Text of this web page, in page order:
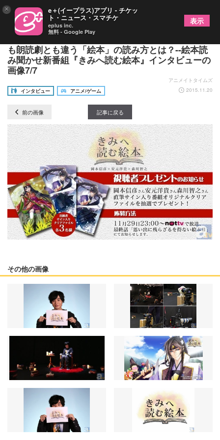
岡本信彦さんが考える、アニメともナレーションと
も朗読劇とも違う「絵本」の読み方とは？--絵本読
み聞かせ新番組『きみへ読む絵本』インタビューの
画像7/7
アニメイトタイムズ
インタビュー
アニメ/ゲーム 2015.11.20
前の画像 記事に戻る
その他の画像
× e＋(イープラス)アプリ - チケッ
ト・ニュース・スマチケ
eplus inc.
無料 - Google Play
表示